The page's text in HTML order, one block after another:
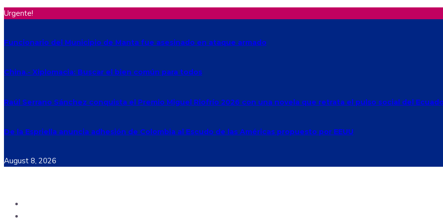
Urgente!
Funcionario del Municipio de Manta fue asesinado en ataque armado
China.- Xiplomacia: Buscar el bien común para todos
Raúl Serrano Sánchez conquista el Premio Miguel Riofrío 2026 con una novela que retrata el pulso social del
De la Espriella anuncia adhesión de Colombia al Escudo de las Américas propuesto por EEUU
August 8, 2026